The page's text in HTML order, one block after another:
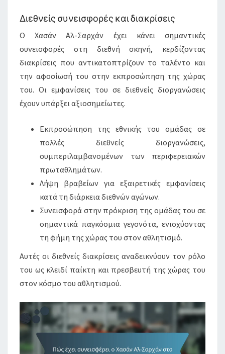
Διεθνείς συνεισφορές και διακρίσεις
Ο Χασάν Αλ-Σαρχάν έχει κάνει σημαντικές
συνεισφορές στη διεθνή σκηνή, κερδίζοντας
διακρίσεις που αντικατοπτρίζουν το ταλέντο και
την αφοσίωσή του στην εκπροσώπηση της χώρας
του. Οι εμφανίσεις του σε διεθνείς διοργανώσεις
έχουν υπάρξει αξιοσημείωτες.
Εκπροσώπηση της εθνικής του ομάδας σε
πολλές διεθνείς διοργανώσεις,
συμπεριλαμβανομένων των περιφερειακών
πρωταθλημάτων.
Λήψη βραβείων για εξαιρετικές εμφανίσεις
κατά τη διάρκεια διεθνών αγώνων.
Συνεισφορά στην πρόκριση της ομάδας του σε
σημαντικά παγκόσμια γεγονότα, ενισχύοντας
τη φήμη της χώρας του στον αθλητισμό.
Αυτές οι διεθνείς διακρίσεις αναδεικνύουν τον ρόλο
του ως κλειδί παίκτη και πρεσβευτή της χώρας του
στον κόσμο του αθλητισμού.